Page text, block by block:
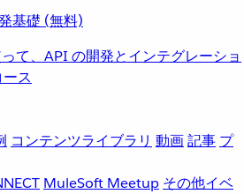
基礎 (無料)
て、API の開発とインテグレーショ
ス
コンテンツライブラリ 動画記事 プ
MuleSoft Meetup その他イベ